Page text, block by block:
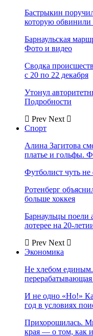
Бастрыкин
которую
Барнаульская
Фото и видео
Сводка
с 20 по 22 декабря
Утонул
Подробности
Prev Next
Спорт
Алина Загитова
платье и гольфы.
Футболист чуть не
Ротенберг
больше хоккея
Барнаульцы поели
лотерее на 20-
Prev Next
Экономика
Не хлебом
И не одно «Но!»
год в условиях
Прихорошилась.
края — о том, как